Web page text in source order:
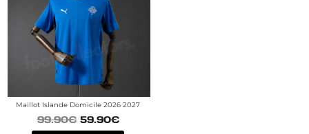
Maillot Islande Domicile 2026 2027
99.90€ 59.90€